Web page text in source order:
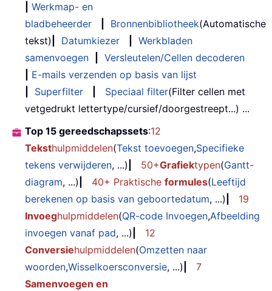
Werkmap- en
bladbeheerder
Bronnenbibliotheek(Automatische
tekst)
Datumkiezer
Werkbladen
samenvoegen
Versleutelen/Cellen decoderen
E-mails verzenden op basis van lijst
Superfilter Speciaal filter(Filter cellen met
vetgedrukt lettertype/cursief/doorgestreept...) ...
Top 15 gereedschapssets:12
Teksthulpmiddelen(Tekst toevoegen,Specifieke
tekens verwijderen, ...) 50+Grafiektypen(Gantt-
diagram, ...) 40+ Praktische formules(Leeftijd
berekenen op basis van geboortedatum, ...)
19
Invoeghulpmiddelen(QR-code Invoegen,Afbeelding
invoegen vanaf pad, ...)
12
Conversiehulpmiddelen(Omzetten naar
woorden,Wisselkoersconversie, ...)
7
Samenvoegen en